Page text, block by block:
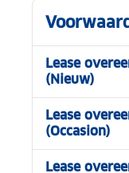
Lease
(Nieuw)
Lease
(Occasion)
Lease